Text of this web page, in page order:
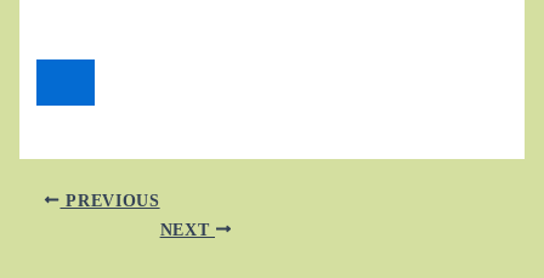
PREVIOUS
NEXT